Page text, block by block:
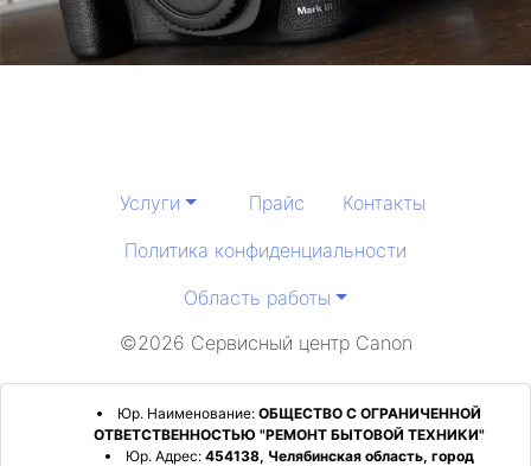
Услуги Прайс
Контакты
Политика конфиденциальности
Область работы
©2026 Сервисный центр Canon
Юр. Наименование: ОБЩЕСТВО С ОГРАНИЧЕННОЙ
ОТВЕТСТВЕННОСТЬЮ "РЕМОНТ БЫТОВОЙ ТЕХНИКИ"
Юр. Адрес:454138, Челябинская область, город